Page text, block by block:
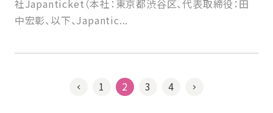
社Japanticket（本社：東京都渋谷区、代表取締役：田
中宏彰、以下、Japantic...
1 2 3 4